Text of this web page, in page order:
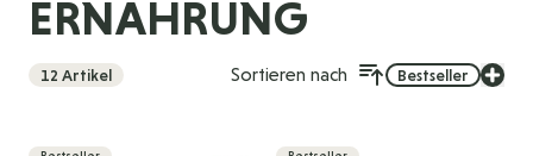
ERNÄHRUNG
12 Artikel Sortieren nach Bestseller